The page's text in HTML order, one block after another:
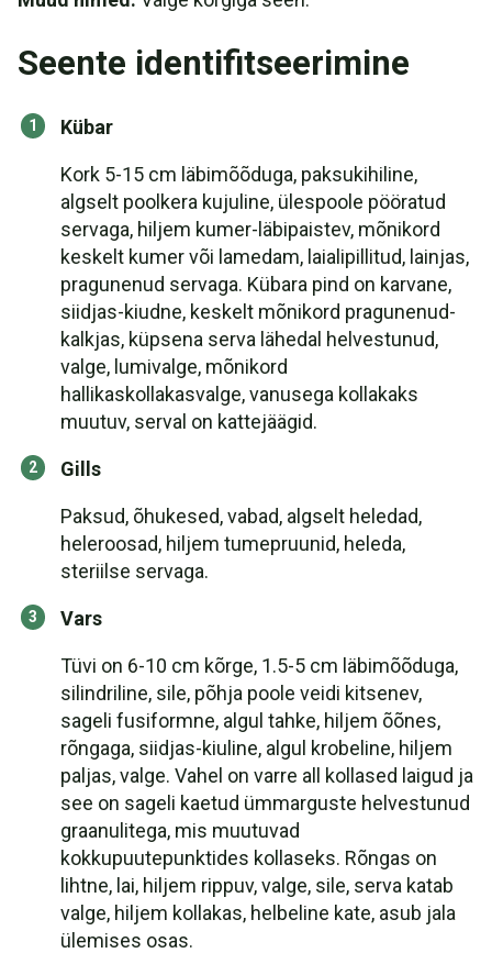
Seente identifitseerimine
Kübar
Kork 5-15 cm läbimõõduga, paksukihiline,
algselt poolkera kujuline, ülespoole pööratud
servaga, hiljem kumer-läbipaistev, mõnikord
keskelt kumer või lamedam, laialipillitud, lainjas,
pragunenud servaga. Kübara pind on karvane,
siidjas-kiudne, keskelt mõnikord pragunenud-
kalkjas, küpsena serva lähedal helvestunud,
valge, lumivalge, mõnikord
hallikaskollakasvalge, vanusega kollakaks
muutuv, serval on kattejäägid.
Gills
Paksud, õhukesed, vabad, algselt heledad,
heleroosad, hiljem tumepruunid, heleda,
steriilse servaga.
Vars
Tüvi on 6-10 cm kõrge, 1.5-5 cm läbimõõduga,
silindriline, sile, põhja poole veidi kitsenev,
sageli fusiformne, algul tahke, hiljem õõnes,
rõngaga, siidjas-kiuline, algul krobeline, hiljem
paljas, valge. Vahel on varre all kollased laigud ja
see on sageli kaetud ümmarguste helvestunud
graanulitega, mis muutuvad
kokkupuutepunktides kollaseks. Rõngas on
lihtne, lai, hiljem rippuv, valge, sile, serva katab
valge, hiljem kollakas, helbeline kate, asub jala
ülemises osas.